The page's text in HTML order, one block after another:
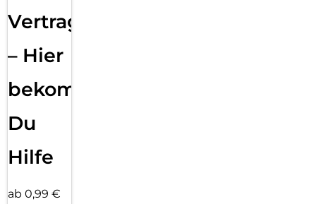
Vertragsabwicklung
– Hier
bekommst
Du
Hilfe
ab 0,99 €